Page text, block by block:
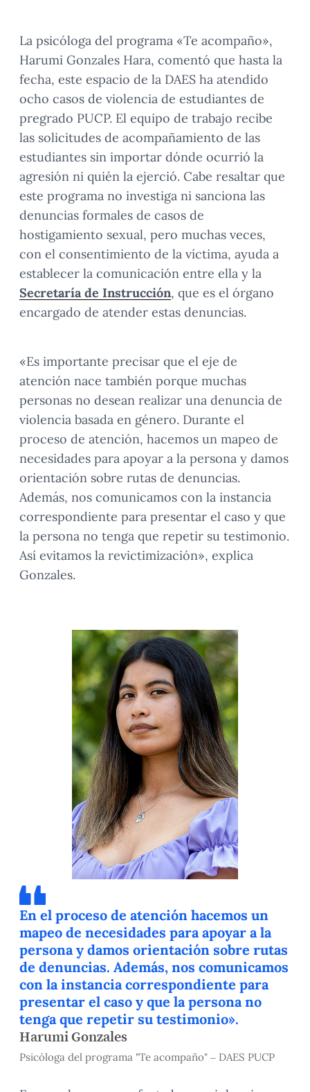
La psicóloga del programa «Te acompaño»,
Harumi Gonzales Hara, comentó que hasta la
fecha, este espacio de la DAES ha atendido
ocho casos de violencia de estudiantes de
pregrado PUCP. El equipo de trabajo recibe
las solicitudes de acompañamiento de las
estudiantes sin importar dónde ocurrió la
agresión ni quién la ejerció. Cabe resaltar que
este programa no investiga ni sanciona las
denuncias formales de casos de
hostigamiento sexual, pero muchas veces,
con el consentimiento de la víctima, ayuda a
establecer la comunicación entre ella y la
Secretaría de Instrucción, que es el órgano
encargado de atender estas denuncias.
«Es importante precisar que el eje de
atención nace también porque muchas
personas no desean realizar una denuncia de
violencia basada en género. Durante el
proceso de atención, hacemos un mapeo de
necesidades para apoyar a la persona y damos
orientación sobre rutas de denuncias.
Además, nos comunicamos con la instancia
correspondiente para presentar el caso y que
la persona no tenga que repetir su testimonio.
Así evitamos la revictimización», explica
Gonzales.
En el proceso de atención hacemos un
mapeo de necesidades para apoyar a la
persona y damos orientación sobre rutas
de denuncias. Además, nos comunicamos
con la instancia correspondiente para
presentar el caso y que la persona no
tenga que repetir su testimonio».
Harumi Gonzales
Psicóloga del programa "Te acompaño" – DAES PUCP